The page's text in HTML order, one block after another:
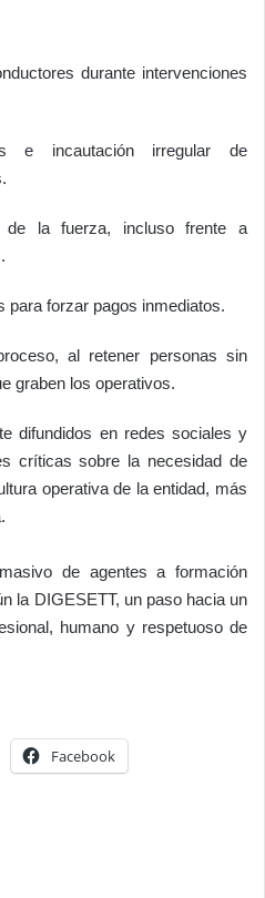
durante intervenciones
e incautación irregular de
de la fuerza, incluso frente a
para forzar pagos inmediatos.
al retener personas sin
graben los operativos.
difundidos en redes sociales y
críticas sobre la necesidad de
operativa de la entidad, más
de agentes a formación
la DIGESETT, un paso hacia un
humano y respetuoso de
Facebook